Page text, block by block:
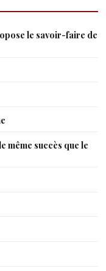
le savoir-faire de
même succès que le